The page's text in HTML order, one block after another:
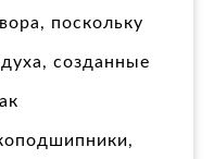
поскольку
созданные